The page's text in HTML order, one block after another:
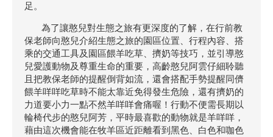
足。
為了讓憨兒對生態之旅有更深度的了解，在行前教
保老師向憨兒介紹生態之旅的園區位置、行程內容、搭
乘的交通工具及園區餵羊吃草、擠奶等技巧，並引導憨
兒愛護動物及尊重生命的重要，高齡憨兒阿雲仔細聆聽
且把教保老師的提醒倒背如流，還會搭配手勢提醒同儕
餵羊咩咩吃草時不能太靠近免得發生危險，還有擠奶的
力道要小力一點不然羊咩咩會痛喔！行動不便需長期以
輪椅代步的憨兒阿芳，平時最喜歡的動物就是羊咩咩，
藉由這次機會能在牧羊區近距離看到黑色、白色和咖色